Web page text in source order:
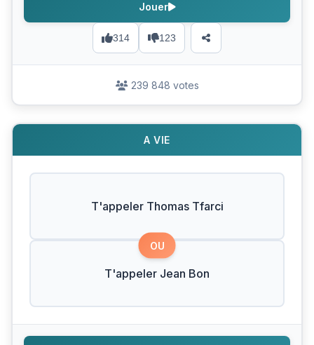
314 123
Jouer
239 848 votes
A VIE
T'appeler Thomas Tfarci
OU
T'appeler Jean Bon